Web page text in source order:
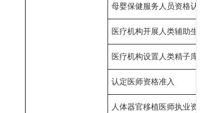
母婴保健服务人员资格认定
医疗机构开展人类辅助生殖技
医疗机构设置人类精子库审批
认定医师资格准入
人体器官移植医师执业资格认